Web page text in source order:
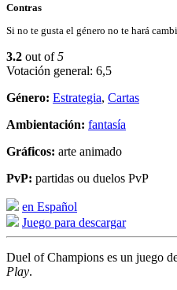
Contras
Si no te gusta el género no te hará
3.2 out of5
Votación general: 6,5
Género: Estrategia, Cartas
Ambientación: fantasía
Gráficos: arte animado
PvP: partidas ou duelos PvP
en Español
Juego para descargar
Duel of Champions es un juego
Play.